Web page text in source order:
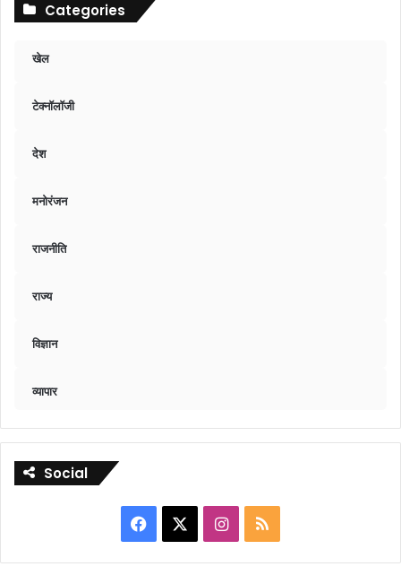
Categories
खेल
टेक्नॉलॉजी
देश
मनोरंजन
राजनीति
राज्य
विज्ञान
व्यापार
Social
Facebook Instagram
RSS